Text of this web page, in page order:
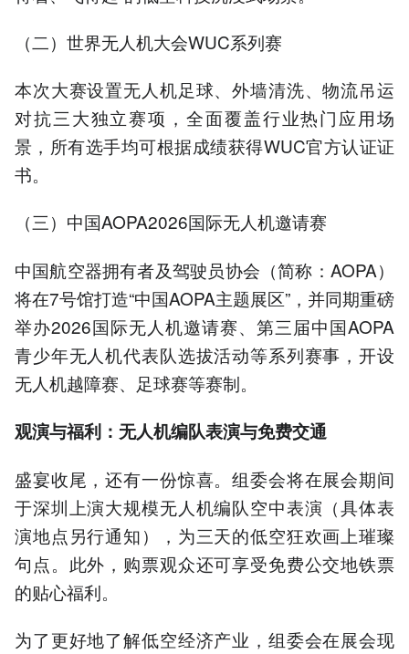
（二）世界无人机大会WUC系列赛
本次大赛设置无人机足球、外墙清洗、物流吊运
对抗三大独立赛项，全面覆盖行业热门应用场
景，所有选手均可根据成绩获得WUC官方认证证
书。
（三）中国AOPA2026国际无人机邀请赛
中国航空器拥有者及驾驶员协会（简称：AOPA）
将在7号馆打造“中国AOPA主题展区”，并同期重磅
举办2026国际无人机邀请赛、第三届中国AOPA
青少年无人机代表队选拔活动等系列赛事，开设
无人机越障赛、足球赛等赛制。
观演与福利：无人机编队表演与免费交通
盛宴收尾，还有一份惊喜。组委会将在展会期间
于深圳上演大规模无人机编队空中表演（具体表
演地点另行通知），为三天的低空狂欢画上璀璨
句点。此外，购票观众还可享受免费公交地铁票
的贴心福利。
为了更好地了解低空经济产业，组委会在展会现